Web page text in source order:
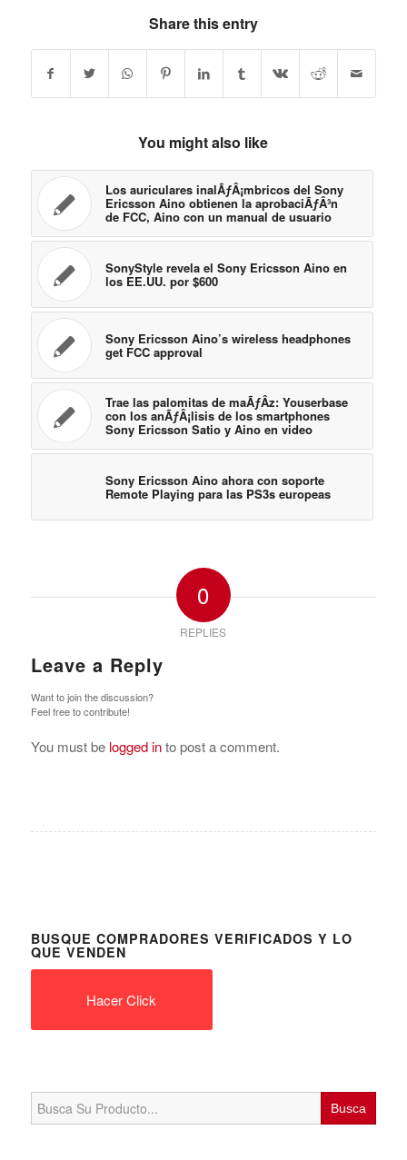
Share this entry
You might also like
Los auriculares inalÃƒÂ¡mbricos del Sony
Ericsson Aino obtienen la aprobaciÃƒÂ³n
de FCC, Aino con un manual de usuario
SonyStyle revela el Sony Ericsson Aino en
los EE.UU. por $600
Sony Ericsson Aino’s wireless headphones
get FCC approval
Trae las palomitas de maÃƒÂ­z: Youserbase
con los anÃƒÂ¡lisis de los smartphones
Sony Ericsson Satio y Aino en video
Sony Ericsson Aino ahora con soporte
Remote Playing para las PS3s europeas
0
REPLIES
Leave a Reply
Want to join the discussion?
Feel free to contribute!
You must be logged into post a comment.
BUSQUE COMPRADORES VERIFICADOS Y LO
QUE VENDEN
Hacer Click
Search
for: